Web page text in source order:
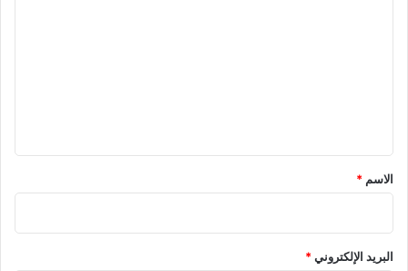
*
الاسم *
البريد الإلكتروني*